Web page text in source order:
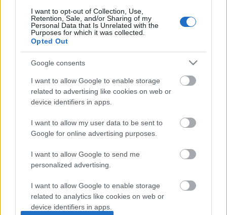
I want to opt-out of Collection, Use,
Retention, Sale, and/or Sharing of my
Personal Data that Is Unrelated with the
Purposes for which it was collected.
Opted Out
Google consents
I want to allow Google to enable storage
related to advertising like cookies on web or
device identifiers in apps.
I want to allow my user data to be sent to
Google for online advertising purposes.
I want to allow Google to send me
personalized advertising.
I want to allow Google to enable storage
related to analytics like cookies on web or
device identifiers in apps.
Ajánlott bejegyzések:
Sárral kevert vér